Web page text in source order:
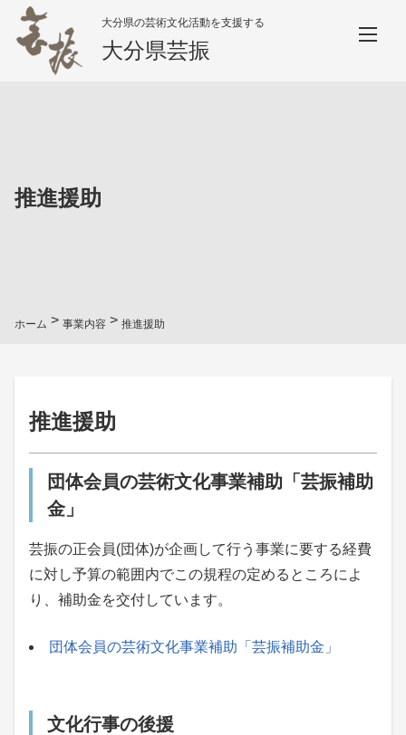
大分県の芸術文化活動を支援する
大分県芸振
推進援助
ホーム > 事業内容 > 推進援助
推進援助
団体会員の芸術文化事業補助「芸振補助
金」
芸振の正会員(団体)が企画して行う事業に要する経費
に対し予算の範囲内でこの規程の定めるところによ
り、補助金を交付しています。
団体会員の芸術文化事業補助「芸振補助金」
文化行事の後援